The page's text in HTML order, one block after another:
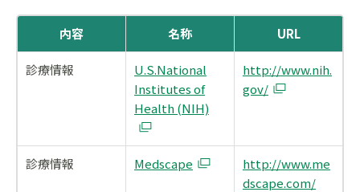
内容 名称 URL
診療情報
U.S.National
Institutes of
Health (NIH)
http://www.nih.
gov/
診療情報 Medscape
http://www.me
dscape.com/